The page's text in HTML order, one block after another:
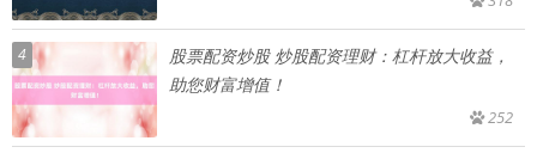
4
股票配资炒股 炒股配资理财：杠杆放大收益，
助您财富增值！
252